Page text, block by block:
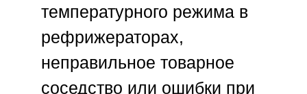
температурного режима в
рефрижераторах,
неправильное товарное
соседство или ошибки при